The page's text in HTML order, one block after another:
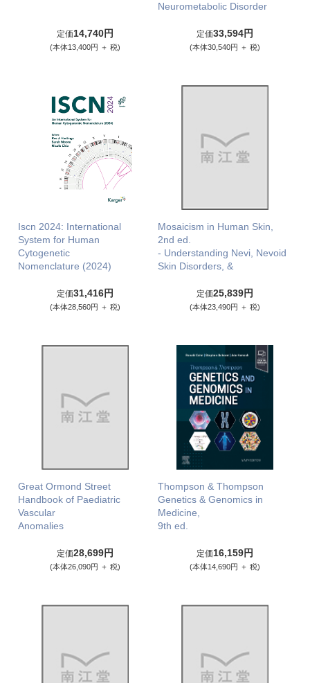
定価14,740円
(本体13,400円 ＋ 税)
Neurometabolic Disorder
定価33,594円
(本体30,540円 ＋ 税)
Iscn 2024: International
System for Human
Cytogenetic
Nomenclature (2024)
定価31,416円
(本体28,560円 ＋ 税)
Mosaicism in Human Skin,
2nd ed.
- Understanding Nevi, Nevoid
Skin Disorders, &
定価25,839円
(本体23,490円 ＋ 税)
Great Ormond Street
Handbook of Paediatric
Vascular
Anomalies
定価28,699円
(本体26,090円 ＋ 税)
Thompson & Thompson
Genetics & Genomics in
Medicine,
9th ed.
定価16,159円
(本体14,690円 ＋ 税)